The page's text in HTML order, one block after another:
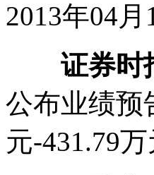
2013年04
证券时
公布业绩预
元-431.79